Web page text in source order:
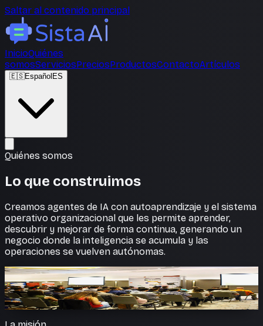
Saltar al contenido principal
InicioQuiénes
somosServiciosPreciosProductosContactoArtículos
🇪🇸Español ES
Quiénes somos
Lo que construimos
Creamos agentes de IA con autoaprendizaje y el sistema
operativo organizacional que les permite aprender,
descubrir y mejorar de forma continua, generando un
negocio donde la inteligencia se acumula y las
operaciones se vuelven autónomas.
En los principales escenarios del mundo
De Web Summit a GITEX, las personas detrás de Sista AI
han compartido escenario con los mejores del sector.